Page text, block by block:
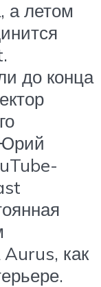
а летом
до конца
как